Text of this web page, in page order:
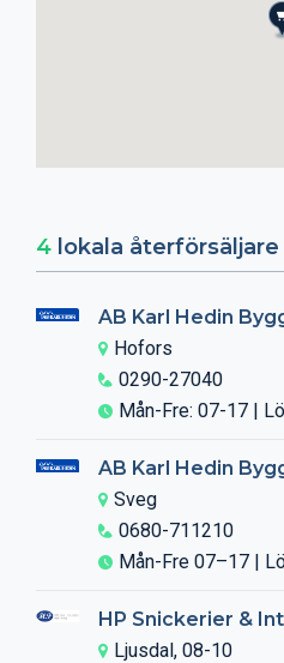
4 lokala
AB Karl Hedin
Hofors
0290-27040
Mån-Fre: 07-17 |
AB Karl Hedin
Sveg
0680-711210
Mån-Fre 07–17 |
HP Snickerier &
Ljusdal, 08-10